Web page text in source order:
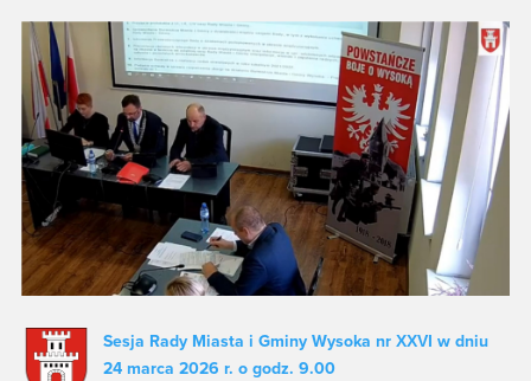
Sesja Rady Miasta i Gminy Wysoka nr XXVI w dniu
24 marca 2026 r. o godz. 9.00